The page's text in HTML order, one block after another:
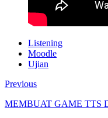
Listening
Moodle
Ujian
Previous
MEMBUAT GAME TTS